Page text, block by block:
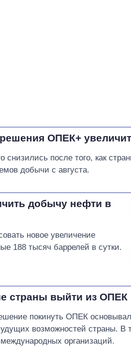
ОПЕК+
после того, как
добычи с августа.
добычу нефти в
новое увеличение
188 тысяч баррелей в сутки.
страны выйти из ОПЕК
покинуть ОПЕК
возможностей страны.
организаций.